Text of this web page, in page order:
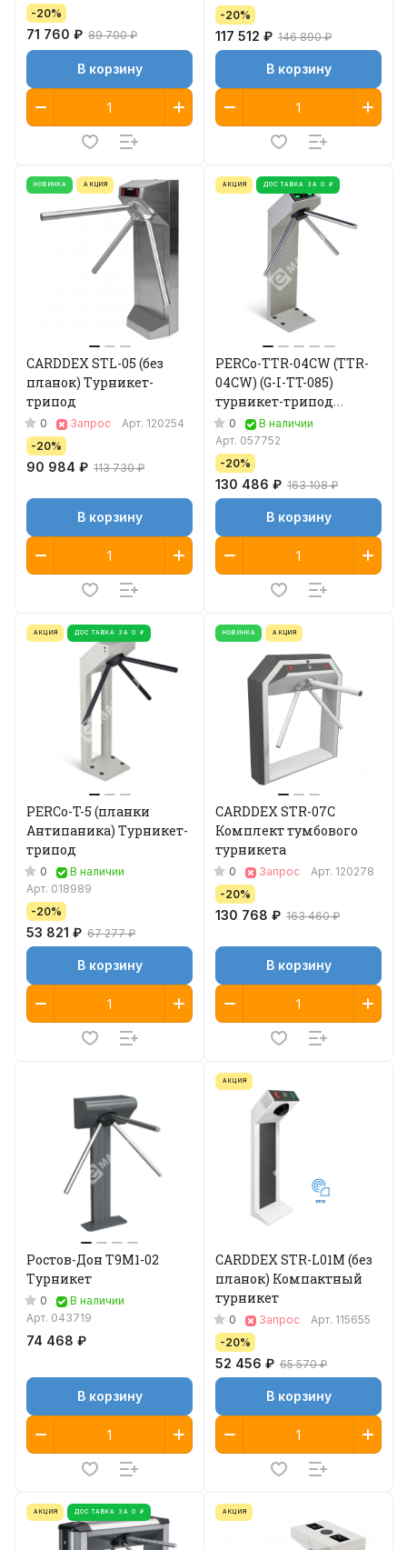
-20%
71 760 ₽ 89 700 ₽
В корзину
-20%
117 512 ₽ 146 890 ₽
В корзину
НОВИНКА АКЦИЯ
CARDDEX STL-05 (без
планок) Турникет-
трипод
0 Запрос Арт. 120254
-20%
90 984 ₽ 113 730 ₽
В корзину
АКЦИЯ ДОСТАВКА ЗА 0 ₽
PERCo-TTR-04CW (TTR-
04СW) (G-I-TT-085)
турникет-трипод
уличный
0
В наличии
Арт. 057752
-20%
130 486 ₽ 163 108 ₽
В корзину
АКЦИЯ ДОСТАВКА ЗА 0 ₽
PERCo-T-5 (планки
Антипаника) Турникет-
трипод
0
В наличии
Арт. 018989
-20%
53 821 ₽ 67 277 ₽
В корзину
НОВИНКА АКЦИЯ
CARDDEX STR-07C
Комплект тумбового
турникета
0 Запрос Арт. 120278
-20%
130 768 ₽ 163 460 ₽
В корзину
Ростов-Дон Т9М1-02
Турникет
0
В наличии
Арт. 043719
74 468 ₽
В корзину
АКЦИЯ
CARDDEX STR-L01M (без
планок) Компактный
турникет
0 Запрос Арт. 115655
-20%
52 456 ₽ 65 570 ₽
В корзину
АКЦИЯ ДОСТАВКА ЗА 0 ₽ АКЦИЯ